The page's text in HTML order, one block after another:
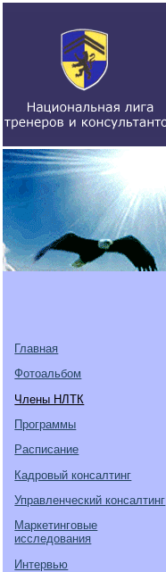
Главная
Фотоальбом
Члены НЛТК
Программы
Расписание
Кадровый консалтинг
Управленческий консалтинг
Маркетинговые
исследования
Интервью